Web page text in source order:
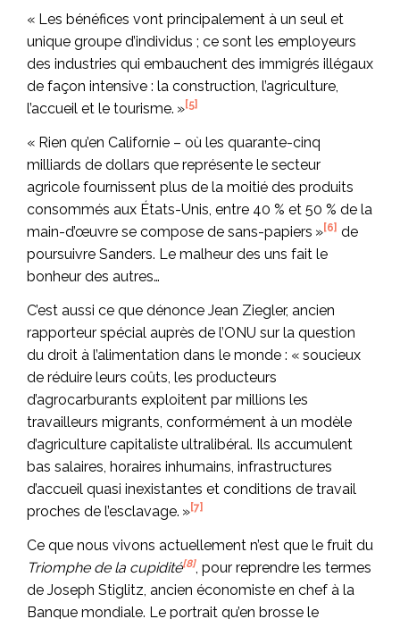
« Les bénéfices vont principalement à un seul et
unique groupe d’individus ; ce sont les employeurs
des industries qui embauchent des immigrés illégaux
de façon intensive : la construction, l’agriculture,
l’accueil et le tourisme. »[5]
« Rien qu’en Californie – où les quarante-cinq
milliards de dollars que représente le secteur
agricole fournissent plus de la moitié des produits
consommés aux États-Unis, entre 40 % et 50 % de la
main-d’œuvre se compose de sans-papiers »[6] de
poursuivre Sanders. Le malheur des uns fait le
bonheur des autres…
C’est aussi ce que dénonce Jean Ziegler, ancien
rapporteur spécial auprès de l’ONU sur la question
du droit à l’alimentation dans le monde : « soucieux
de réduire leurs coûts, les producteurs
d’agrocarburants exploitent par millions les
travailleurs migrants, conformément à un modèle
d’agriculture capitaliste ultralibéral. Ils accumulent
bas salaires, horaires inhumains, infrastructures
d’accueil quasi inexistantes et conditions de travail
proches de l’esclavage. »[7]
Ce que nous vivons actuellement n’est que le fruit du
Triomphe de la cupidité[8], pour reprendre les termes
de Joseph Stiglitz, ancien économiste en chef à la
Banque mondiale. Le portrait qu’en brosse le